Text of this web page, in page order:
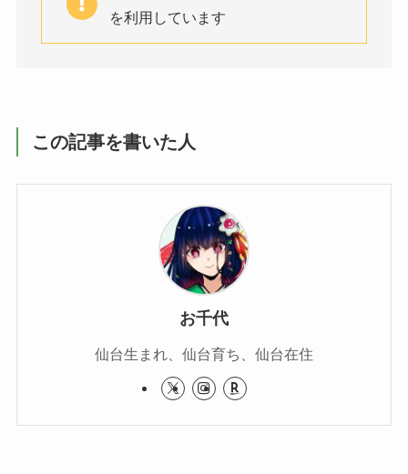
を利用しています
この記事を書いた人
お千代
仙台生まれ、仙台育ち、仙台在住